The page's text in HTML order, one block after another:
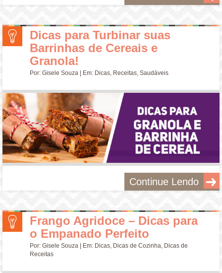
Dicas para Turbinar suas
Barrinhas de Cereais e
Granola!
Por:Gisele Souza | Em: Dicas, Receitas,Saudáveis
Continue Lendo
Frango Agridoce – Dicas para
o Empanado Perfeito
Por:Gisele Souza | Em: Dicas Dicas de Cozinha Dicas de
Receitas